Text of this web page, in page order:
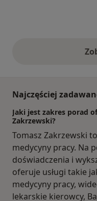
Najczęściej
Jaki jest zakres porad
Zakrzewski?
Tomasz Zakrzewski
medycyny pracy. Na
doświadczenia i
oferuje usługi takie
medycyny pracy,
lekarskie kierowcy,